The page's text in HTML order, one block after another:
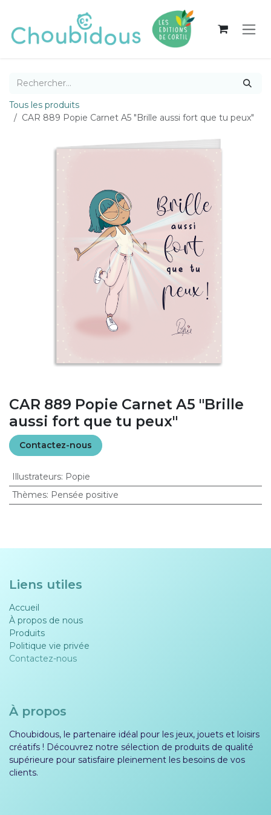
Tous les produits
CAR 889 Popie Carnet A5 "Brille aussi fort que tu peux"
CAR 889 Popie Carnet A5 "Brille
aussi fort que tu peux"
Contactez-nous
Illustrateurs: Popie
Thèmes: Pensée positive
Liens utiles
Accueil
À propos de nous
Produits
Politique vie privée​​
Contactez-nous
À propos
Choubidous, le partenaire idéal pour les jeux, jouets et loisirs
créatifs ! Découvrez notre sélection de produits de qualité
supérieure pour satisfaire pleinement les besoins de vos
clients.